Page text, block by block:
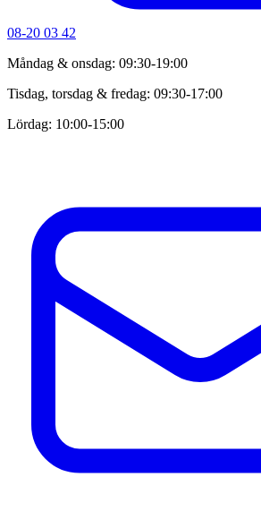
08-20 03 42
Måndag & onsdag: 09:30-19:00
Tisdag, torsdag & fredag: 09:30-17:00
Lördag: 10:00-15:00